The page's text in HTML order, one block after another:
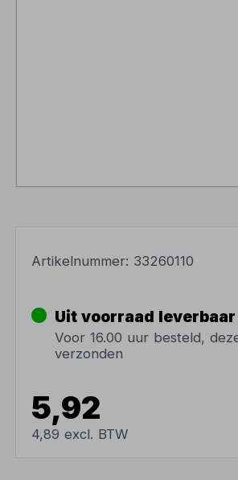
Artikelnummer: 33260110
Uit voorraad leverbaar
Voor 16.00 uur besteld,
verzonden
5,92
4,89 excl. BTW